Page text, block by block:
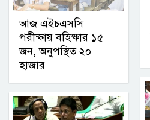
আজ এইচএসসি
পরীক্ষায় বহিষ্কার ১৫
জন, অনুপস্থিত ২০
হাজার